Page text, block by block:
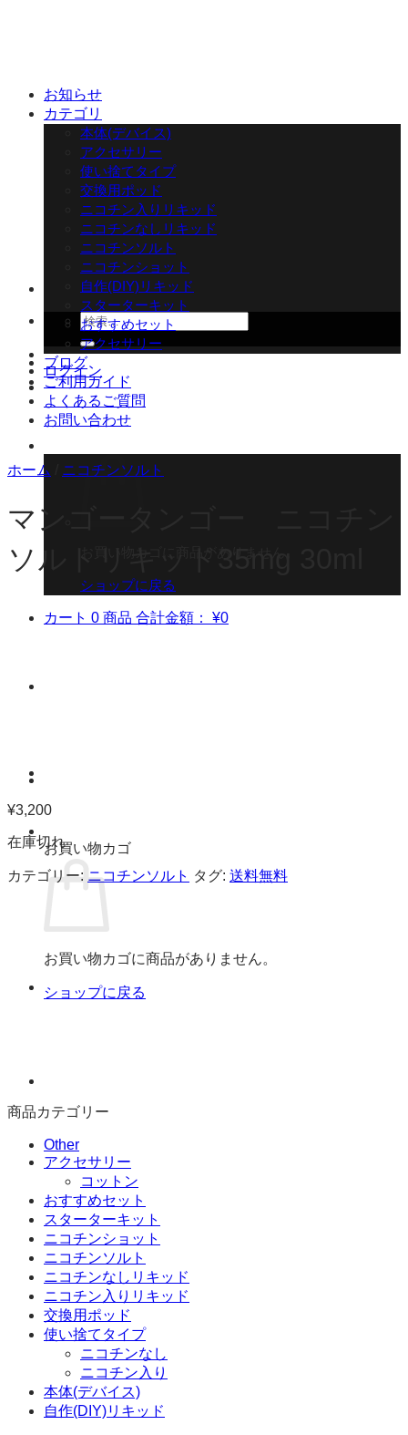
検
索
対
象:
ログイン
ショップに戻る
カート 0 商品 合計金額： ¥0
お買い物カゴ
お買い物カゴに商品がありません。
ショップに戻る
お知らせ
カテゴリ
本体(デバイス)
アクセサリー
使い捨てタイプ
交換用ポッド
ニコチン入りリキッド
ニコチンなしリキッド
ニコチンソルト
ニコチンショット
自作(DIY)リキッド
スターターキット
おすすめセット
アクセサリー
ブログ
ご利用ガイド
よくあるご質問
お問い合わせ
ホーム ニコチンソルト
マンゴータンゴー ニコチン
ソルトリキッド35mg 30ml
¥3,200
在庫切れ
カテゴリー: ニコチンソルト タグ: 送料無料
商品カテゴリー
Other
アクセサリー
コットン
おすすめセット
スターターキット
ニコチンショット
ニコチンソルト
ニコチンなしリキッド
ニコチン入りリキッド
交換用ポッド
使い捨てタイプ
ニコチンなし
ニコチン入り
本体(デバイス)
自作(DIY)リキッド